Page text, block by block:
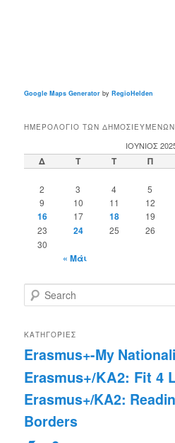
Google Maps Generator byRegioHelden
ΗΜΕΡΟΛΌΓΙΟ ΤΩΝ
ΙΟΎΝΙΟΣ
Δ Τ Τ Π
2
3 4 5
9
10 11 12
16 17 18 19
23
24 25 26
30
« Μάι
e
r
h
ΚΑΤΗΓΟΡΊΕΣ
Erasmus+-My
Erasmus+/KA2: Fit 4
Erasmus+/KA2:
Borders